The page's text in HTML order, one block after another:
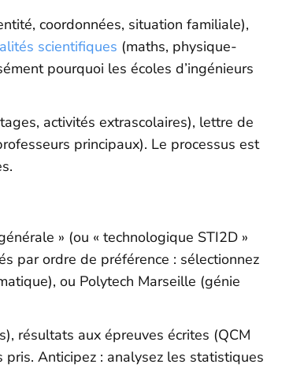
coordonnées, situation familiale),
scientifiques (maths, physique-
pourquoi les écoles d’ingénieurs
activités extrascolaires), lettre de
principaux). Le processus est
» (ou « technologique STI2D »
par ordre de préférence : sélectionnez
ou Polytech Marseille (génie
résultats aux épreuves écrites (QCM
Anticipez : analysez les statistiques